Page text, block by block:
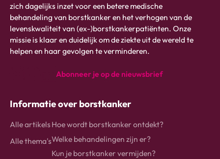
ribbon
logo
-
link
naar
zich dagelijks inzet voor een betere medische
behandeling van borstkanker en het verhogen van de
levenskwaliteit van (ex-)borstkankerpatiënten. Onze
missie is klaar en duidelijk om de ziekte uit de wereld te
helpen en haar gevolgen te verminderen.
Abonneer je op de nieuwsbrief
Informatie over borstkanker
Alle artikels
Alle thema's
Hoe wordt borstkanker ontdekt?
Welke behandelingen zijn er?
Kun je borstkanker vermijden?